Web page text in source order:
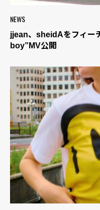
NEWS
jjean、sheidAをフィー
boy”MV公開